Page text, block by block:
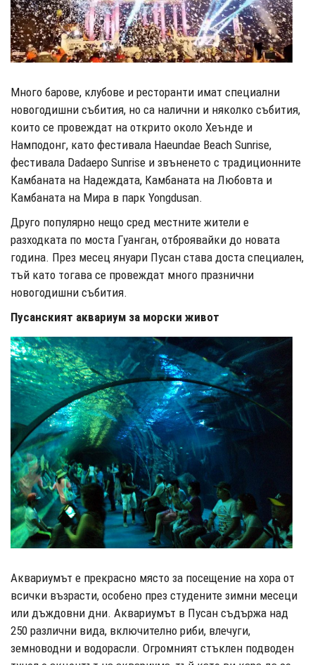
Много барове, клубове и ресторанти имат специални
новогодишни събития, но са налични и няколко събития,
които се провеждат на открито около Хеънде и
Намподонг, като фестивала Haeundae Beach Sunrise,
фестивала Dadaepo Sunrise и звъненето с традиционните
Камбаната на Надеждата, Камбаната на Любовта и
Камбаната на Мира в парк Yongdusan.
Друго популярно нещо сред местните жители е
разходката по моста Гуанган, отброявайки до новата
година. През месец януари Пусан става доста специален,
тъй като тогава се провеждат много празнични
новогодишни събития.
Пусанският аквариум за морски живот
Аквариумът е прекрасно място за посещение на хора от
всички възрасти, особено през студените зимни месеци
или дъждовни дни. Аквариумът в Пусан съдържа над
250 различни вида, включително риби, влечуги,
земноводни и водорасли. Огромният стъклен подводен